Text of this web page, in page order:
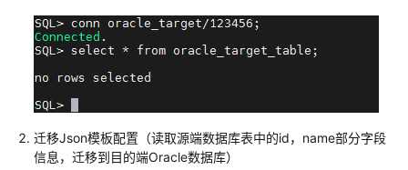
站
快
部
署
高
迁移Json模板配置（读取源端数据库表中的id，name部分字段
信息，迁移到目的端Oracle数据库）